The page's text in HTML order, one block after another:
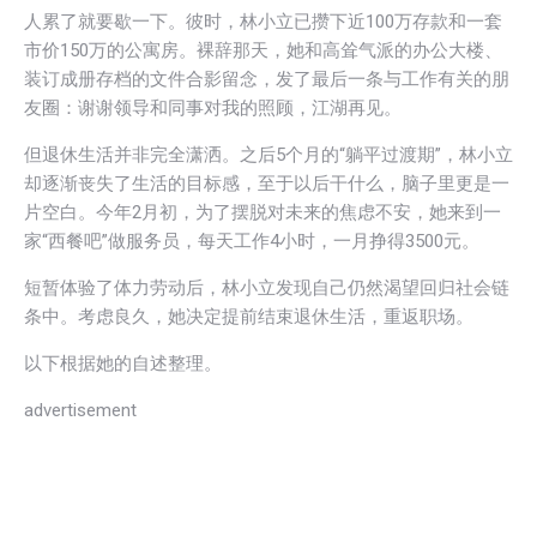
人累了就要歇一下。彼时，林小立已攒下近100万存款和一套
市价150万的公寓房。裸辞那天，她和高耸气派的办公大楼、
装订成册存档的文件合影留念，发了最后一条与工作有关的朋
友圈：谢谢领导和同事对我的照顾，江湖再见。
但退休生活并非完全潇洒。之后5个月的“躺平过渡期”，林小立
却逐渐丧失了生活的目标感，至于以后干什么，脑子里更是一
片空白。今年2月初，为了摆脱对未来的焦虑不安，她来到一
家“西餐吧”做服务员，每天工作4小时，一月挣得3500元。
短暂体验了体力劳动后，林小立发现自己仍然渴望回归社会链
条中。考虑良久，她决定提前结束退休生活，重返职场。
以下根据她的自述整理。
advertisement